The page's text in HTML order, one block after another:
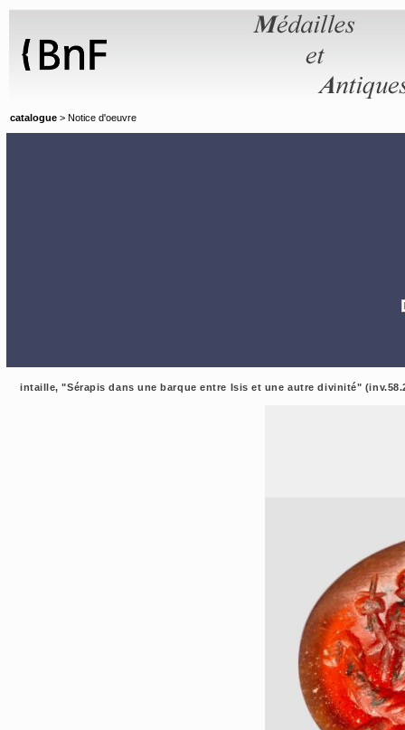
catalogue > Notice d'oeuvre
intaille, "Sérapis dans une barque entre Isis et une autre divinité"